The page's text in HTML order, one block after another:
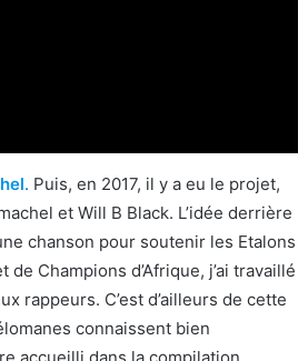
. Puis, en 2017, il y a eu le projet,
et Will B Black. L’idée derrière
chanson pour soutenir les Etalons
Champions d’Afrique, j’ai travaillé
rappeurs. C’est d’ailleurs de cette
connaissent bien